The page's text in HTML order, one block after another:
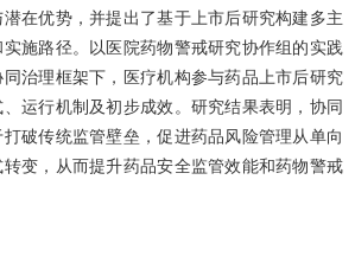
在优势，并提出了基于上市后研究构建多主
施路径。以医院药物警戒研究协作组的实践
治理框架下，医疗机构参与药品上市后研究
运行机制及初步成效。研究结果表明，协同
破传统监管壁垒，促进药品风险管理从单向
变，从而提升药品安全监管效能和药物警戒